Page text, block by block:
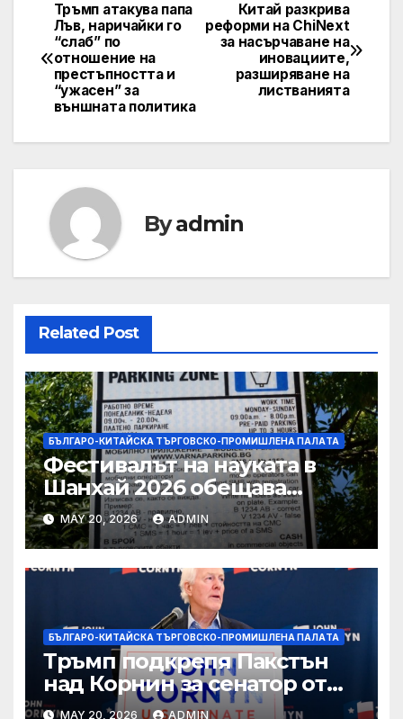
Post
navigation
Китай разкрива
реформи на ChiNext
за насърчаване на
иновациите,
разширяване на
листванията
Тръмп атакува папа
Лъв, наричайки го
“слаб” по
отношение на
престъпността и
“ужасен” за
външната политика
Byadmin
Related Post
БЪЛГАРО-КИТАЙСКА ТЪРГОВСКО-ПРОМИШЛЕНА ПАЛAТА
Фестивалът на науката в
Шанхай 2026 обещава
вълнуващи научно-
технологични иновации
MAY 20, 2026 ADMIN
БЪЛГАРО-КИТАЙСКА ТЪРГОВСКО-ПРОМИШЛЕНА ПАЛAТА
Тръмп подкрепя Пакстън
над Корнин за сенатор от
Тексас в шокираща
MAY 20, 2026 ADMIN